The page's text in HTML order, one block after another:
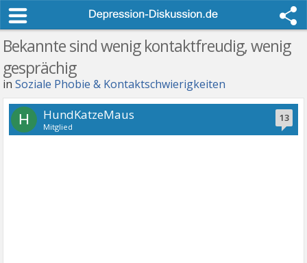
Bekannte sind wenig kontaktfreudig, wenig
gesprächig
inSoziale Phobie & Kontaktschwierigkeiten
13
H HundKatzeMaus
Mitglied